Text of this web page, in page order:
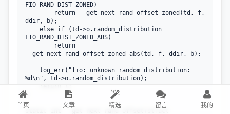
首页 文章 精选 留言 我的
FIO_RAND_DIST_ZONED)
ddir, b);
FIO_RAND_DIST_ZONED_ABS)
__get_next_rand_offset_zoned_abs(td, f, ddir, b);
%d\n", td->o.random_distribution);
}